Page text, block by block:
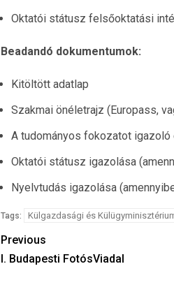
Oktatói státusz felsőoktatási
Beadandó dokumentumok:
Kitöltött adatlap
Szakmai önéletrajz (Europass,
A tudományos fokozatot igazoló
Oktatói státusz igazolása
Nyelvtudás igazolása
Tags: Külgazdasági és
Previous
I. Budapesti FotósViadal